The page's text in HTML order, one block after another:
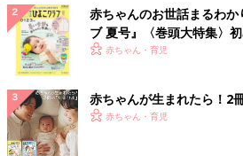
ううう、、、。何が恐ろしいって、、こ
るってことね。笑
私、昔はダンゴムシとか手のひらでコロ
気だったのに
いつからか全然ダメに！泣
だけどね、ママが怖がると子どもたちも
赤ちゃんのお世話まるわ
ブ 夏号』〈巻頭大特集〉
く！ おっぱい・ミルクの
赤ちゃん・育児
赤ちゃんが生まれたら！2
赤ちゃん・育児